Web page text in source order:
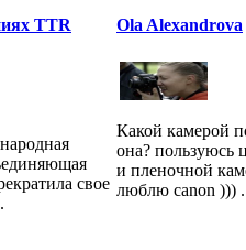
TTR
свое
Ola Alexandrova
Какой камерой
она? пользуюсь
и пленочной
люблю canon )))